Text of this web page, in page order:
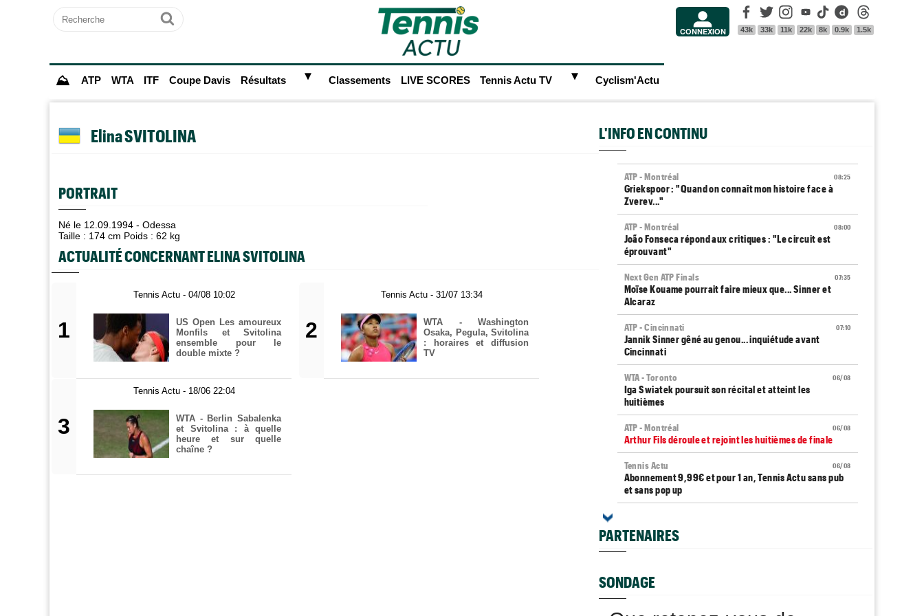
Recherche
Ok CONNEXION
Facebook
43k
Twitter
33k
Instagram
11k
Youtube
22k
Tik Tok
8k
Dailymotion
0.9k 1.5k
⛰ ATP WTA ITF Coupe Davis Résultats ► Classements LIVE SCORES Tennis Actu TV ► Cyclism'Actu
Elina SVITOLINA
PORTRAIT
Né le 12.09.1994 - Odessa
Taille : 174 cm Poids : 62 kg
ACTUALITÉ CONCERNANT ELINA SVITOLINA
1
Tennis Actu - 04/08 10:02
US Open Les amoureux
Monfils et Svitolina
ensemble pour le
double mixte ?
2
Tennis Actu - 31/07 13:34
WTA - Washington
Osaka, Pegula, Svitolina
: horaires et diffusion
TV
3
Tennis Actu - 18/06 22:04
WTA - Berlin Sabalenka
et Svitolina : à quelle
heure et sur quelle
chaîne ?
L'INFO EN CONTINU
08:25
ATP - Montréal
Griekspoor : "Quand on connaît mon histoire face à
Zverev..."
08:00
ATP - Montréal
João Fonseca répond aux critiques : "Le circuit est
éprouvant"
07:35
Next Gen ATP Finals
Moïse Kouame pourrait faire mieux que... Sinner et
Alcaraz
07:10
ATP - Cincinnati
Jannik Sinner gêné au genou... inquiétude avant
Cincinnati
06/08
WTA - Toronto
Iga Swiatek poursuit son récital et atteint les
huitièmes
06/08
ATP - Montréal
Arthur Fils déroule et rejoint les huitièmes de finale
06/08
Tennis Actu
Abonnement 9,99€ et pour 1 an, Tennis Actu sans pub
et sans pop up
combat
Daniil Medvedev : "Un match catastrophique, un
désastre"
PARTENAIRES
SONDAGE